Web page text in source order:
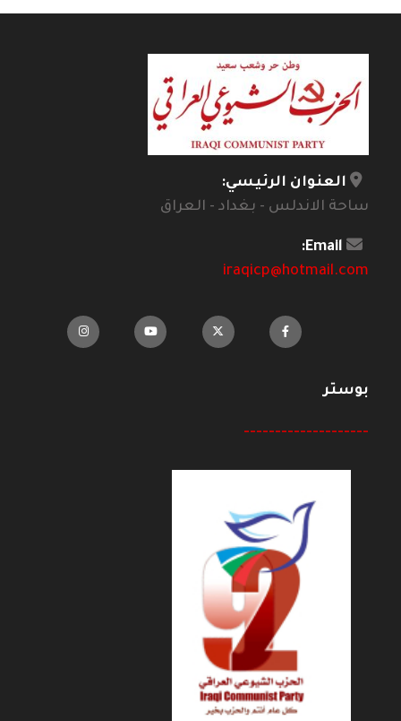
العنوان الرئيسي:
ساحة الاندلس - بغداد - العراق
Email:
iraqicp@hotmail.com
بوستر
--------------------